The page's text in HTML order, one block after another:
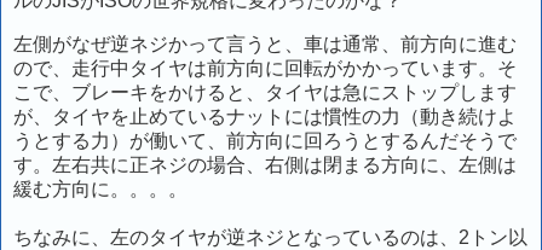
左側がなぜ逆ネジかって言うと、車は通常、前方向に進む
ので、走行中タイヤは前方向に回転がかかっています。そ
こで、ブレーキをかけると、タイヤは急にストップします
が、タイヤを止めているナットには慣性の力（動き続けよ
うとする力）が働いて、前方向に回ろうとするんだそうで
す。左右共に正ネジの場合、右側は閉まる方向に、左側は
緩む方向に。。。。
ちなみに、左のタイヤが逆ネジとなっているのは、2トン以